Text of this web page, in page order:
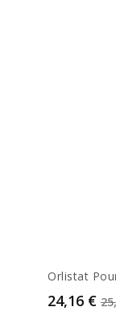
Orlistat
Prix
24,16 €